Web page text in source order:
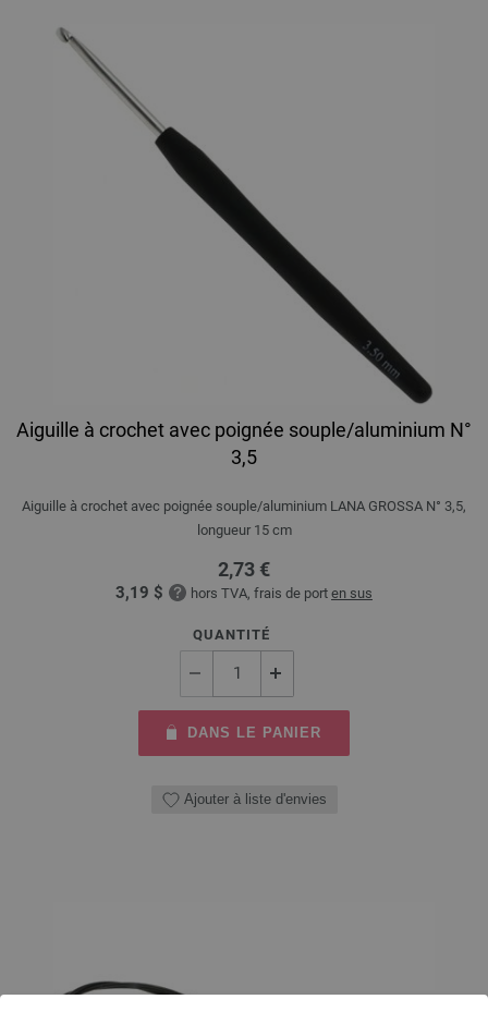
Aiguille à crochet avec poignée souple/aluminium N°
3,5
Aiguille à crochet avec poignée souple/aluminium LANA GROSSA N° 3,5,
longueur 15 cm
2,73 €
3,19 $ hors TVA, frais de port en sus
QUANTITÉ
DANS LE PANIER
Ajouter à liste d'envies